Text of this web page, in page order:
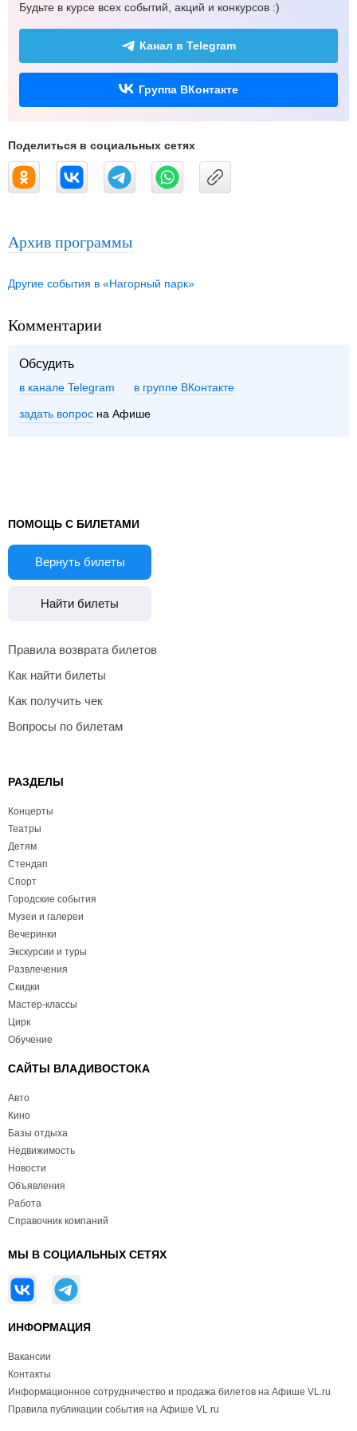
Будьте в курсе всех событий, акций и конкурсов :)
Канал в Telegram
Группа ВКонтакте
Поделиться в социальных сетях
Архив программы
Другие события в «Нагорный парк»
Комментарии
Обсудить
в канале Telegram группе ВКонтакте
задать вопрос на Афише
ПОМОЩЬ С БИЛЕТАМИ
Вернуть билеты
Найти билеты
Правила возврата билетов
Как найти билеты
Как получить чек
Вопросы по билетам
РАЗДЕЛЫ
Концерты
Театры
Детям
Стендап
Спорт
Городские события
Музеи и галереи
Вечеринки
Экскурсии и туры
Развлечения
Скидки
Мастер-классы
Цирк
Обучение
САЙТЫ ВЛАДИВОСТОКА
Авто
Кино
Базы отдыха
Недвижимость
Новости
Объявления
Работа
Справочник компаний
МЫ В СОЦИАЛЬНЫХ СЕТЯХ
ИНФОРМАЦИЯ
Вакансии
Контакты
Информационное сотрудничество и продажа билетов на Афише VL.ru
Правила публикации события на Афише VL.ru